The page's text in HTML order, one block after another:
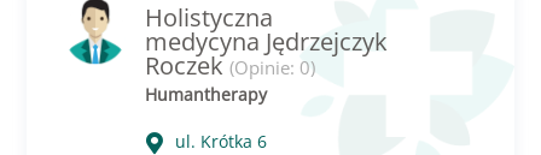
Holistyczna
medycyna Jędrzejczyk
Roczek(Opinie: 0)
Humantherapy
ul. Krótka 6